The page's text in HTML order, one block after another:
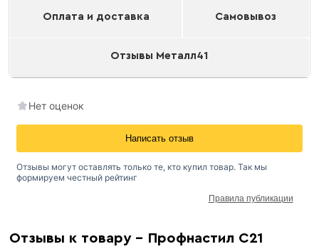
Оплата и доставка Самовывоз
Отзывы Металл41
Отзывы к товару - Профнастил С21
Нет оценок
Написать отзыв
Отзывы могут оставлять только те, кто купил товар. Так мы
формируем честный рейтинг
Правила публикации